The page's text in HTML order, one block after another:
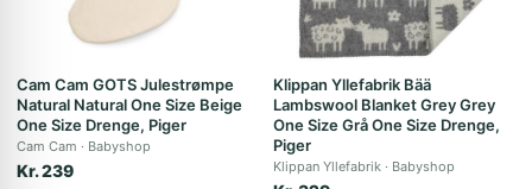
Cam Cam GOTS Julestrømpe
Natural Natural One Size Beige
One Size Drenge, Piger
Cam Cam Babyshop
Kr. 239
Klippan Yllefabrik Bää
Lambswool Blanket Grey Grey
One Size Grå One Size Drenge,
Piger
Klippan Yllefabrik Babyshop